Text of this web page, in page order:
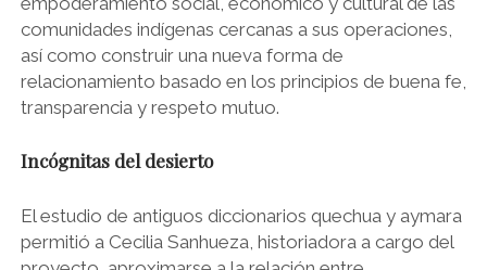
comunidades indígenas cercanas a sus operaciones,
así como construir una nueva forma de
relacionamiento basado en los principios de buena fe,
transparencia y respeto mutuo.
Incógnitas del desierto
El estudio de antiguos diccionarios quechua y aymara
permitió a Cecilia Sanhueza, historiadora a cargo del